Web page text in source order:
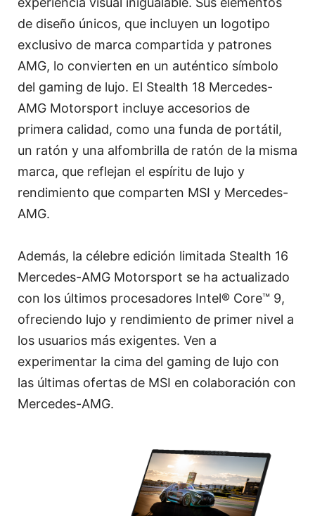
de diseño únicos, que incluyen un logotipo
exclusivo de marca compartida y patrones
AMG, lo convierten en un auténtico símbolo
del gaming de lujo. El Stealth 18 Mercedes-
AMG Motorsport incluye accesorios de
primera calidad, como una funda de portátil,
un ratón y una alfombrilla de ratón de la misma
marca, que reflejan el espíritu de lujo y
rendimiento que comparten MSI y Mercedes-
AMG.
Además, la célebre edición limitada Stealth 16
Mercedes-AMG Motorsport se ha actualizado
con los últimos procesadores Intel® Core™ 9,
ofreciendo lujo y rendimiento de primer nivel a
los usuarios más exigentes. Ven a
experimentar la cima del gaming de lujo con
las últimas ofertas de MSI en colaboración con
Mercedes-AMG.